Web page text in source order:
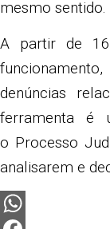
mesmo sentido.
A partir de
denúncias
ferramenta é
o Processo
analisarem e